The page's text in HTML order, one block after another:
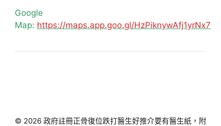
Google
Map: https://maps.app.goo.gl/HzPiknywAfj1yrNx7
© 2026 政府註冊正骨復位跌打醫生好推介要有醫生紙，附